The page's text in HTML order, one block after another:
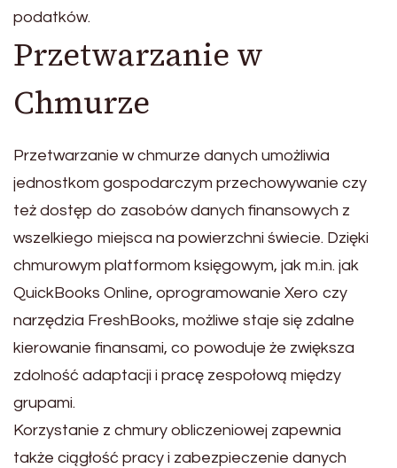
podatków.
Przetwarzanie w
Chmurze
Przetwarzanie w chmurze danych umożliwia
jednostkom gospodarczym przechowywanie czy
też dostęp do zasobów danych finansowych z
wszelkiego miejsca na powierzchni świecie. Dzięki
chmurowym platformom księgowym, jak m.in. jak
QuickBooks Online, oprogramowanie Xero czy
narzędzia FreshBooks, możliwe staje się zdalne
kierowanie finansami, co powoduje że zwiększa
zdolność adaptacji i pracę zespołową między
grupami.
Korzystanie z chmury obliczeniowej zapewnia
także ciągłość pracy i zabezpieczenie danych